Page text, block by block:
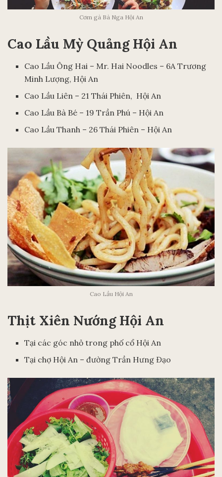
Cơm gà Bà Nga Hội An
Cao Lầu Mỳ Quảng Hội An
Cao Lầu Ông Hai – Mr. Hai Noodles – 6A Trương
Minh Lượng, Hội An
Cao Lầu Liên – 21 Thái Phiên, Hội An
Cao Lầu Bà Bé – 19 Trần Phú – Hội An
Cao Lầu Thanh – 26 Thái Phiên – Hội An
Cao Lầu Hội An
Thịt Xiên Nướng Hội An
Tại các góc nhỏ trong phố cổ Hội An
Tại chợ Hội An – đường Trần Hưng Đạo